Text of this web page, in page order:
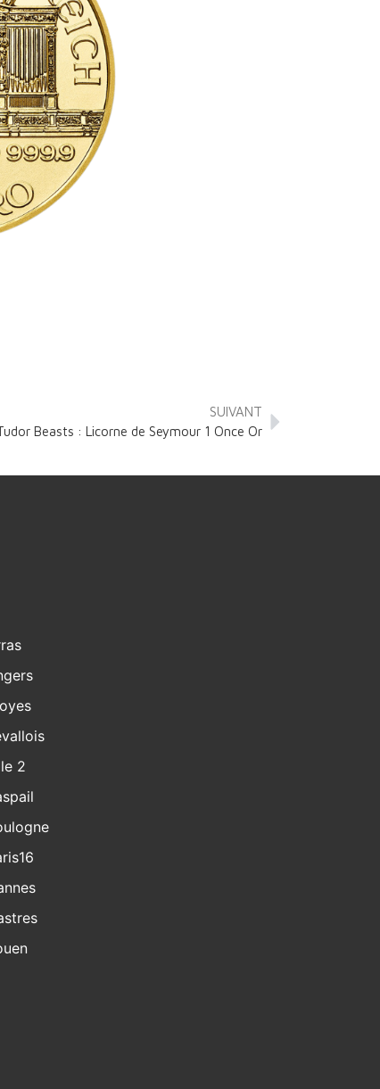
SUIVANT
Beasts : Licorne de Seymour 1 Once Or
2